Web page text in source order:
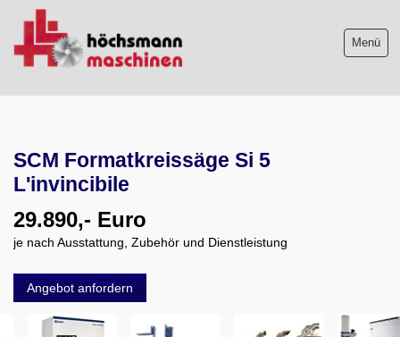
Menü
Maschinenankauf
Videos
Service
Wir über uns
SCM Formatkreissäge Si 5
L'invincibile
29.890,- Euro
je nach Ausstattung, Zubehör und Dienstleistung
Angebot anfordern